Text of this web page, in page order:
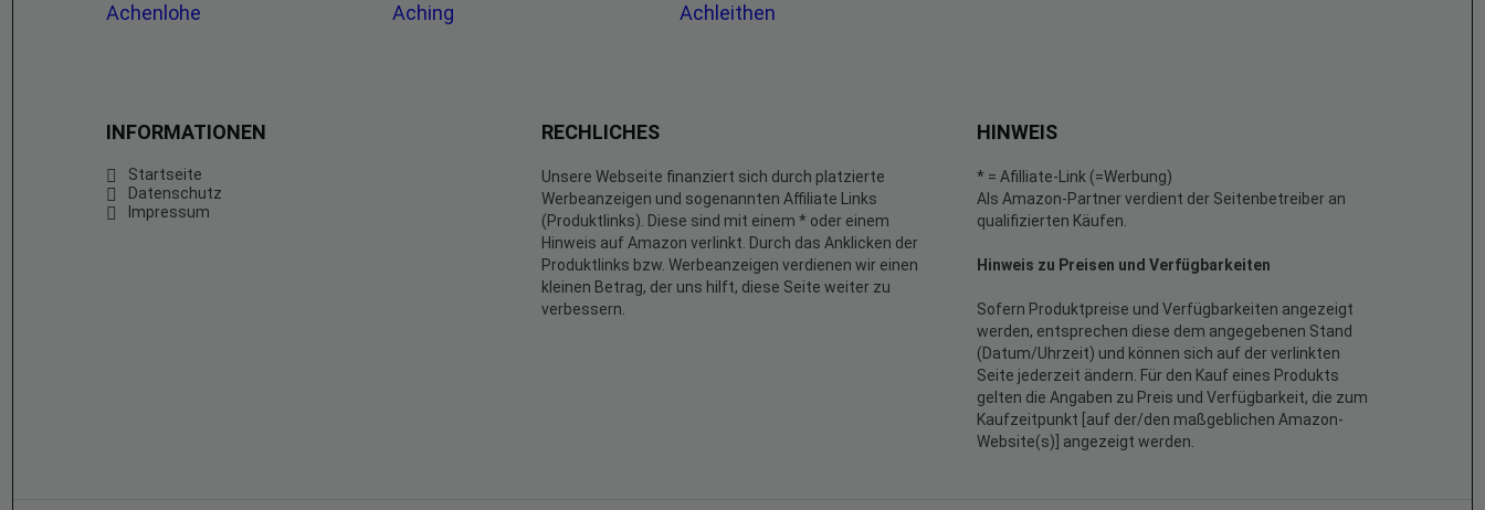
Achenlohe Aching Achleithen
INFORMATIONEN
Startseite
Datenschutz
Impressum
RECHLICHES
Unsere Webseite finanziert sich durch platzierte
Werbeanzeigen und sogenannten Affiliate Links
(Produktlinks). Diese sind mit einem * oder einem
Hinweis auf Amazon verlinkt. Durch das Anklicken der
Produktlinks bzw. Werbeanzeigen verdienen wir einen
kleinen Betrag, der uns hilft, diese Seite weiter zu
verbessern.
HINWEIS
* = Afilliate-Link (=Werbung)
Als Amazon-Partner verdient der Seitenbetreiber an
qualifizierten Käufen.
Hinweis zu Preisen und Verfügbarkeiten
Sofern Produktpreise und Verfügbarkeiten angezeigt
werden, entsprechen diese dem angegebenen Stand
(Datum/Uhrzeit) und können sich auf der verlinkten
Seite jederzeit ändern. Für den Kauf eines Produkts
gelten die Angaben zu Preis und Verfügbarkeit, die zum
Kaufzeitpunkt [auf der/den maßgeblichen Amazon-
Website(s)] angezeigt werden.